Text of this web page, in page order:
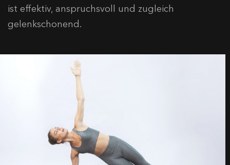
ist effektiv, anspruchsvoll und zugleich
gelenkschonend.